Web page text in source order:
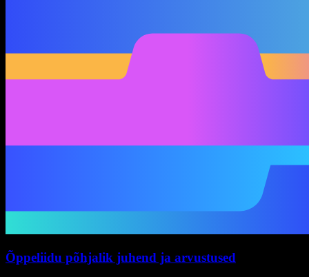
Õppeliidu põhjalik juhend ja arvustused